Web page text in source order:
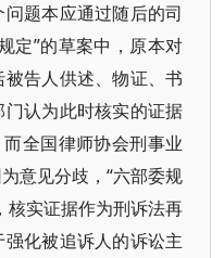
题本应通过随后的司
定”的草案中，原本对
告人供述、物证、书
认为此时核实的证据
全国律师协会刑事业
意见分歧，“六部委规
核实证据作为刑诉法再
化被追诉人的诉讼主